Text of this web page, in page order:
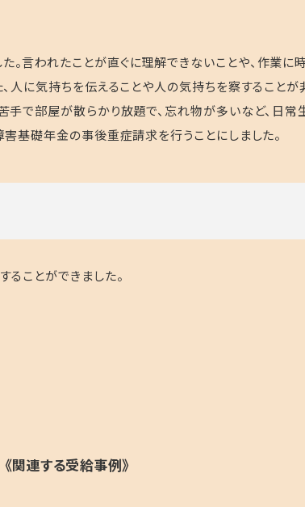
言われたことが直ぐに理解できないことや、作業に
、人に気持ちを伝えることや人の気持ちを察すること
手で部屋が散らかり放題で、忘れ物が多いなど、日
基礎年金の事後重症請求を行うことにしました。
ことができました。
《関連する受給事例》